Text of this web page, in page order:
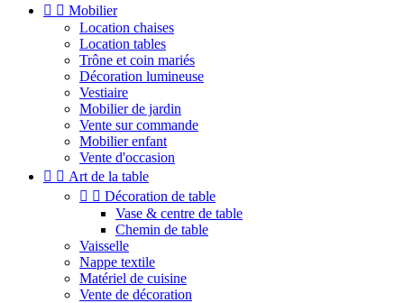
  Mobilier
Location chaises
Location tables
Trône et coin mariés
Décoration lumineuse
Vestiaire
Mobilier de jardin
Vente sur commande
Mobilier enfant
Vente d'occasion
  Art de la table
  Décoration de table
Vase & centre de table
Chemin de table
Vaisselle
Nappe textile
Matériel de cuisine
Vente de décoration